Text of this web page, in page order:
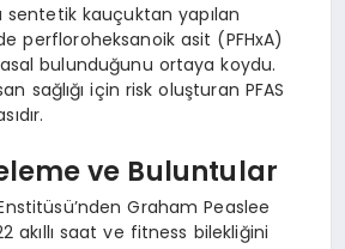
sentetik kauçuktan yapılan
perfloroheksanoik asit (PFHxA)
bulunduğunu ortaya koydu.
sağlığı için risk oluşturan PFAS
ve Buluntular
Graham Peaslee
akıllı saat ve fitness bilekliğini